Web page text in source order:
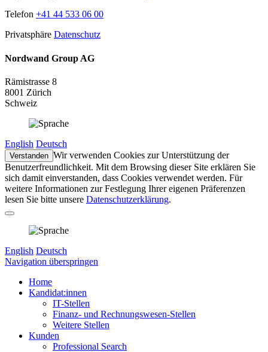
Telefon +41 44 533 06 00
Privatsphäre Datenschutz
Nordwand Group AG
Rämistrasse 8
8001 Zürich
Schweiz
English Deutsch
Verstanden Wir verwenden Cookies zur Unterstützung der
Benutzerfreundlichkeit. Mit dem Browsing dieser Site erklären Sie
sich damit einverstanden, dass Cookies verwendet werden. Für
weitere Informationen zur Festlegung Ihrer eigenen Präferenzen
lesen Sie bitte unsere Datenschutzerklärung.
English Deutsch
Navigation überspringen
Home
Kandidat:innen
IT-Stellen
Finanz- und Rechnungswesen-Stellen
Weitere Stellen
Kunden
Professional Search